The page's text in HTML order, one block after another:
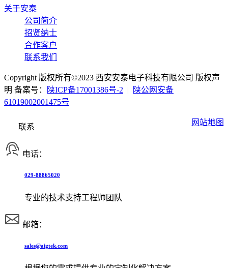
关于安泰
公司简介
招贤纳士
合作客户
联系我们
Copyright 版权所有©2023 西安安泰电子科技有限公司 版权声
明 备案号：
陕ICP备17001386号-2 |
陕公网安备
61019002001475号
网站地图
联系
电话：
029-88865020
专业的技术支持工程师团队
邮箱：
sales@aigtek.com